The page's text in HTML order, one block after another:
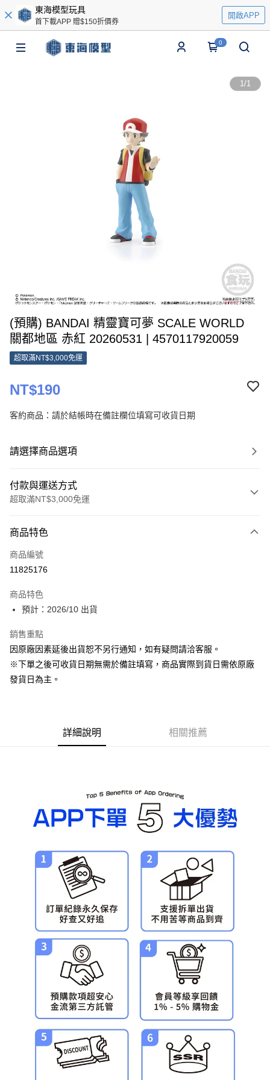
東海模型玩具
首下載APP 贈$150折價券
開啟APP
0
1/1
(預購) BANDAI 精靈寶可夢 SCALE WORLD
關都地區 赤紅 20260531 | 4570117920059
超取滿NT$3,000免運
NT$190
客約商品：請於結帳時在備註欄位填寫可收貨日期
請選擇商品選項
付款與運送方式
超取滿NT$3,000免運
信用卡一次付款
超商取貨付款
ATM付款
運送方式
預購-全家取貨付款(舊)
預購-7-11取貨付款(舊)
每筆NT$90，滿NT$3,000(含以上)免運費
預購-宅配(舊)
每筆NT$120，滿NT$3,000(含以上)免運費
預購-宅配(離島)(舊)
每筆NT$160，滿NT$3,000(含以上)免運費
東海門市自取，需自備購物袋取貨唷。
商品特色
商品編號
11825176
商品特色
預計：2026/10 出貨
銷售重點
因原廠因素延後出貨恕不另行通知，如有疑問請洽客服。
※下單之後可收貨日期無需於備註填寫，商品實際到貨日需依原廠
發貨日為主。
詳細說明 相關推薦